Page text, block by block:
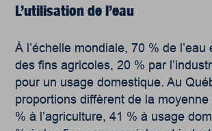
L’utilisation de l’eau
À l’échelle mondiale, 70 % de l’eau
des fins agricoles, 20 % par
pour un usage domestique. Au
proportions diffèrent de la
% à l’agriculture, 41 % à usage